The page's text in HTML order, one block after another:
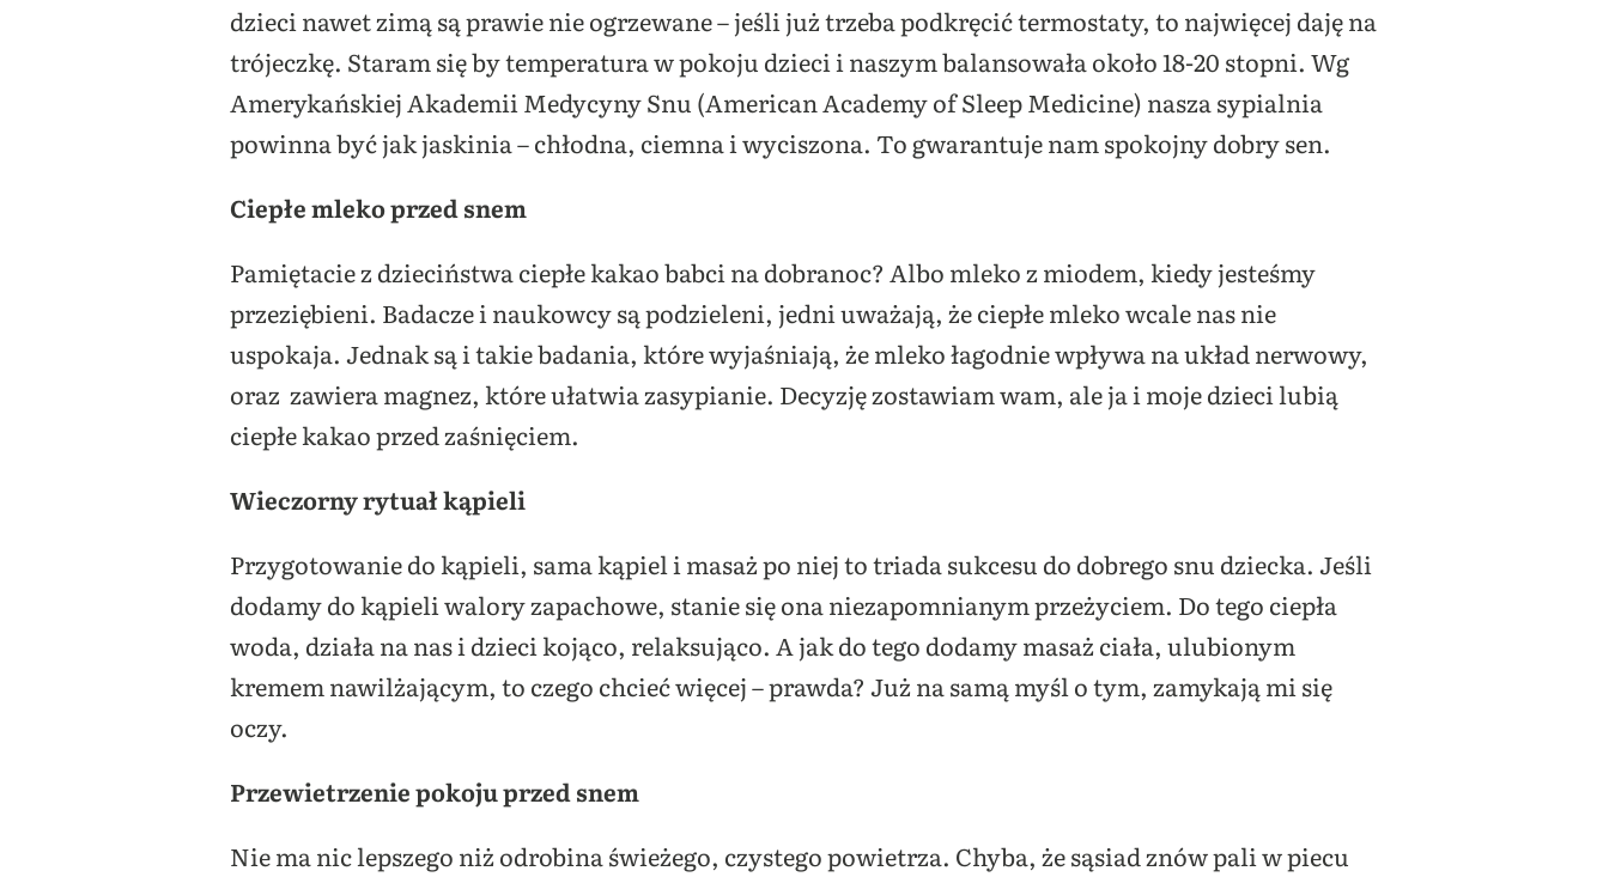
dzieci nawet zimą są prawie nie ogrzewane – jeśli już trzeba podkręcić termostaty, to najwięcej daję na
trójeczkę. Staram się by temperatura w pokoju dzieci i naszym balansowała około 18-20 stopni. Wg
Amerykańskiej Akademii Medycyny Snu (American Academy of Sleep Medicine) nasza sypialnia
powinna być jak jaskinia – chłodna, ciemna i wyciszona. To gwarantuje nam spokojny dobry sen.
Ciepłe mleko przed snem
Pamiętacie z dzieciństwa ciepłe kakao babci na dobranoc? Albo mleko z miodem, kiedy jesteśmy
przeziębieni. Badacze i naukowcy są podzieleni, jedni uważają, że ciepłe mleko wcale nas nie
uspokaja. Jednak są i takie badania, które wyjaśniają, że mleko łagodnie wpływa na układ nerwowy,
oraz zawiera magnez, które ułatwia zasypianie. Decyzję zostawiam wam, ale ja i moje dzieci lubią
ciepłe kakao przed zaśnięciem.
Wieczorny rytuał kąpieli
Przygotowanie do kąpieli, sama kąpiel i masaż po niej to triada sukcesu do dobrego snu dziecka. Jeśli
dodamy do kąpieli walory zapachowe, stanie się ona niezapomnianym przeżyciem. Do tego ciepła
woda, działa na nas i dzieci kojąco, relaksująco. A jak do tego dodamy masaż ciała, ulubionym
kremem nawilżającym, to czego chcieć więcej – prawda? Już na samą myśl o tym, zamykają mi się
oczy.
Przewietrzenie pokoju przed snem
Nie ma nic lepszego niż odrobina świeżego, czystego powietrza. Chyba, że sąsiad znów pali w piecu